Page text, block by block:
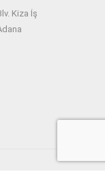
Kiza İş